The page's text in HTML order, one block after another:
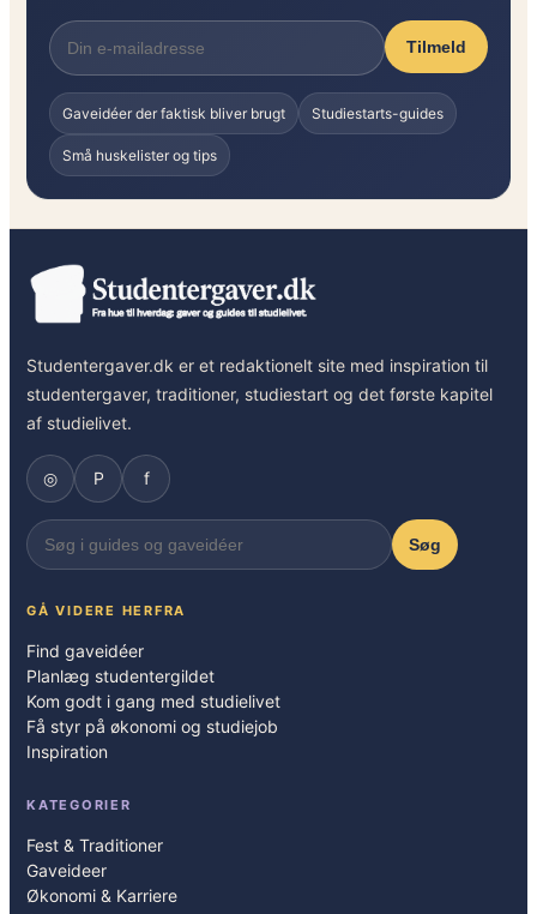
Tilmeld
Gaveidéer der faktisk bliver brugt Studiestarts-guides
Små huskelister og tips
Studentergaver.dk er et redaktionelt site med inspiration til
studentergaver, traditioner, studiestart og det første kapitel
af studielivet.
◎ P f
Søg
GÅ VIDERE HERFRA
Find gaveidéer
Planlæg studentergildet
Kom godt i gang med studielivet
Få styr på økonomi og studiejob
Inspiration
KATEGORIER
Fest & Traditioner
Gaveideer
Økonomi & Karriere